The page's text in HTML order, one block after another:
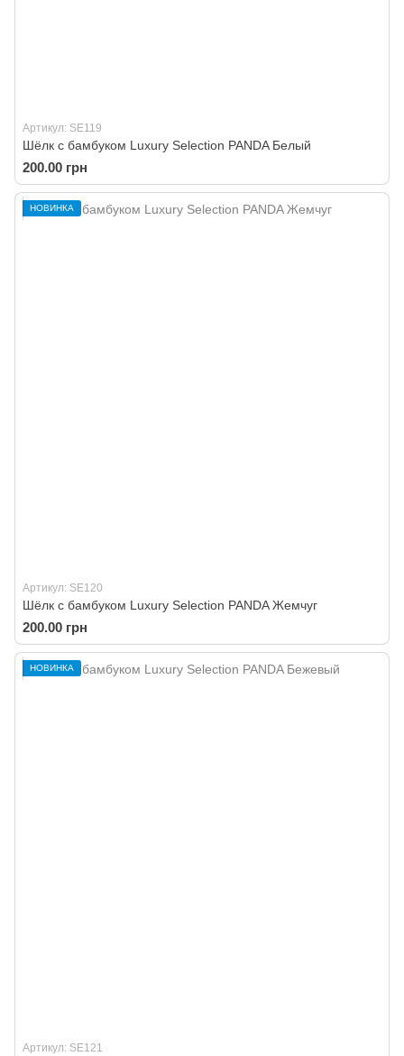
Артикул: SE119
Шёлк с бамбуком Luxury Selection PANDA Белый
200.00 грн
НОВИНКА
Артикул: SE120
Шёлк с бамбуком Luxury Selection PANDA Жемчуг
200.00 грн
НОВИНКА
Артикул: SE121